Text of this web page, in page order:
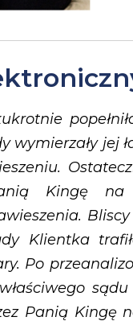
wymierzały jej
Kingę na
Klientka
Po
Panią Kingę